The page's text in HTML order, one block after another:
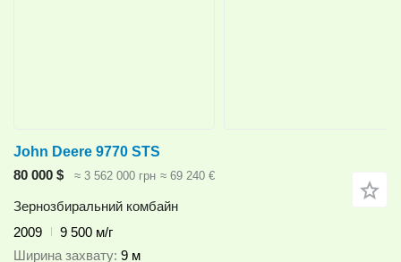
John Deere 9770 STS
80 000 $
≈ 3 562 000 грн ≈ 69 240 €
Зернозбиральний комбайн
2009
9 500 м/г
Ширина захвату 9 м